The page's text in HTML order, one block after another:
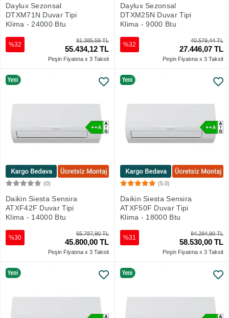
Daylux Sezonsal
DTXM71N Duvar Tipi
Klima - 24000 Btu
81.385,59 TL
55.434,12 TL
%32
Peşin Fiyatına x 3 Taksit
Daylux Sezonsal
DTXM25N Duvar Tipi
Klima - 9000 Btu
40.579,44 TL
27.446,07 TL
%32
Peşin Fiyatına x 3 Taksit
(0)
Daikin Siesta Sensira
ATXF42F Duvar Tipi
Klima - 14000 Btu
65.787,90 TL
45.800,00 TL
%30
Peşin Fiyatına x 3 Taksit
(5.0)
Daikin Siesta Sensira
ATXF50F Duvar Tipi
Klima - 18000 Btu
84.284,90 TL
58.530,00 TL
%31
Peşin Fiyatına x 3 Taksit